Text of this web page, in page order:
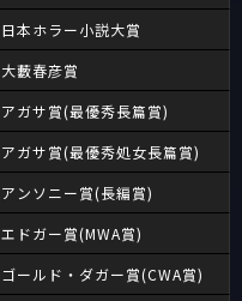
日本ホラー小説大賞
大藪春彦賞
アガサ賞(最優秀長篇賞)
アガサ賞(最優秀処女長篇賞)
アンソニー賞(長編賞)
エドガー賞(MWA賞)
ゴールド・ダガー賞(CWA賞)